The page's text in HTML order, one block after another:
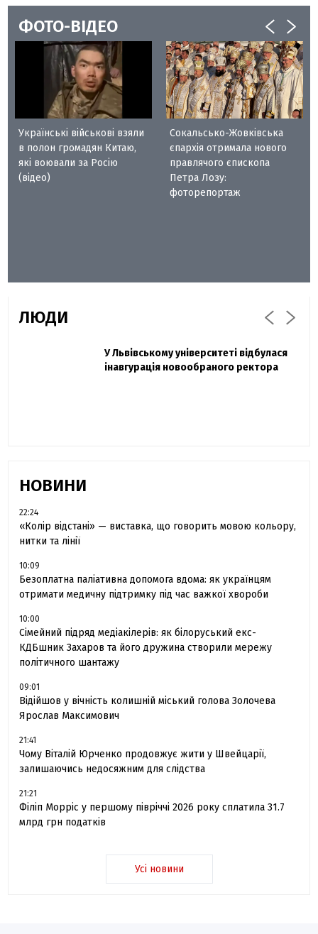
ФОТО-ВІДЕО
Українські військові взяли
в полон громадян Китаю,
які воювали за Росію
(відео)
Сокальсько-Жовківська
єпархія отримала нового
правлячого єпископа
Петра Лозу:
фоторепортаж
ЛЮДИ
Павло Дак
Захисник "Азовсталі" Діанов вдруге
одружився та показав фото з весілля
У Львівському університеті відбулася
інавгурація новообраного ректора
НОВИНИ
22:24
«Колір відстані» — виставка, що говорить мовою кольору,
нитки та лінії
10:09
Безоплатна паліативна допомога вдома: як українцям
отримати медичну підтримку під час важкої хвороби
10:00
Сімейний підряд медіакілерів: як білоруський екс-
КДБшник Захаров та його дружина створили мережу
політичного шантажу
09:01
Відійшов у вічність колишній міський голова Золочева
Ярослав Максимович
21:41
Чому Віталій Юрченко продовжує жити у Швейцарії,
залишаючись недосяжним для слідства
21:21
Філіп Морріс у першому півріччі 2026 року сплатила 31.7
млрд грн податків
Усі новини